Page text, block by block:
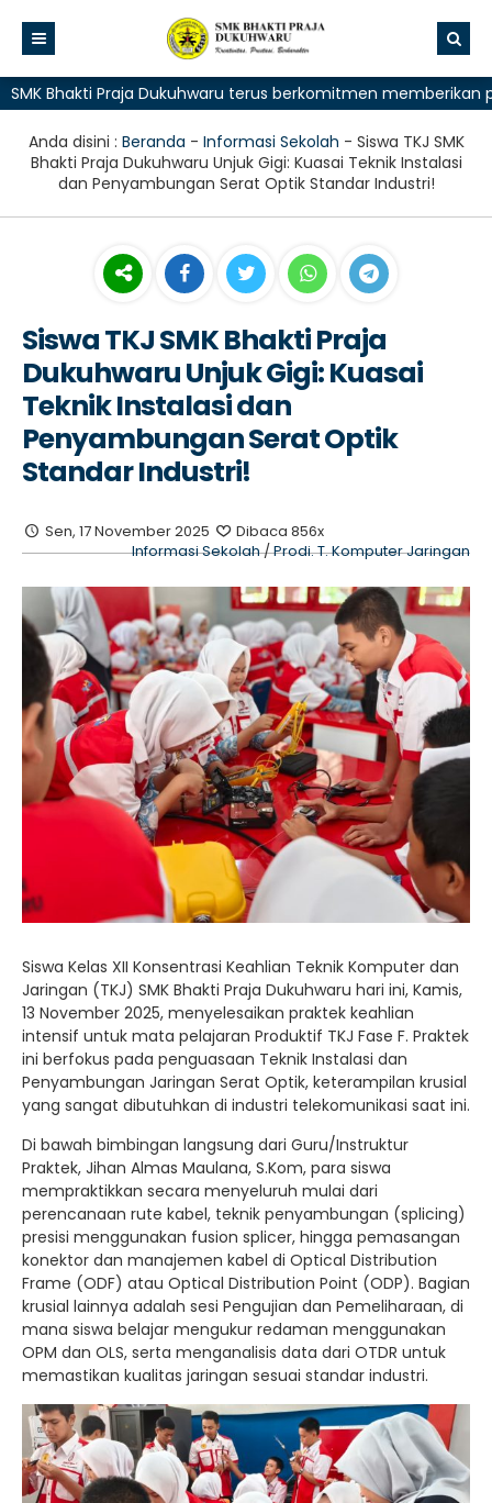
Bhakti Praja Dukuhwaru terus berkomitmen memberikan
Anda disini : Beranda - Informasi Sekolah - Siswa TKJ SMK
Bhakti Praja Dukuhwaru Unjuk Gigi: Kuasai Teknik Instalasi
dan Penyambungan Serat Optik Standar Industri!
Siswa TKJ SMK Bhakti Praja
Dukuhwaru Unjuk Gigi: Kuasai
Teknik Instalasi dan
Penyambungan Serat Optik
Standar Industri!
Sen, 17 November 2025
Dibaca 856x
Informasi Sekolah/Prodi. T. Komputer Jaringan
Siswa Kelas XII Konsentrasi Keahlian Teknik Komputer dan
Jaringan (TKJ) SMK Bhakti Praja Dukuhwaru hari ini, Kamis,
13 November 2025, menyelesaikan praktek keahlian
intensif untuk mata pelajaran Produktif TKJ Fase F. Praktek
ini berfokus pada penguasaan Teknik Instalasi dan
Penyambungan Jaringan Serat Optik, keterampilan krusial
yang sangat dibutuhkan di industri telekomunikasi saat ini.
Di bawah bimbingan langsung dari Guru/Instruktur
Praktek, Jihan Almas Maulana, S.Kom, para siswa
mempraktikkan secara menyeluruh mulai dari
perencanaan rute kabel, teknik penyambungan (splicing)
presisi menggunakan fusion splicer, hingga pemasangan
konektor dan manajemen kabel di Optical Distribution
Frame (ODF) atau Optical Distribution Point (ODP). Bagian
krusial lainnya adalah sesi Pengujian dan Pemeliharaan, di
mana siswa belajar mengukur redaman menggunakan
OPM dan OLS, serta menganalisis data dari OTDR untuk
memastikan kualitas jaringan sesuai standar industri.